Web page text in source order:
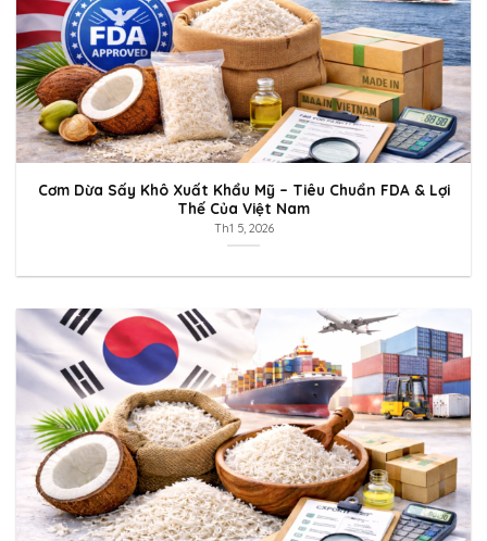
Cơm Dừa Sấy Khô Xuất Khẩu Mỹ – Tiêu Chuẩn FDA & Lợi
Thế Của Việt Nam
Th1 5, 2026